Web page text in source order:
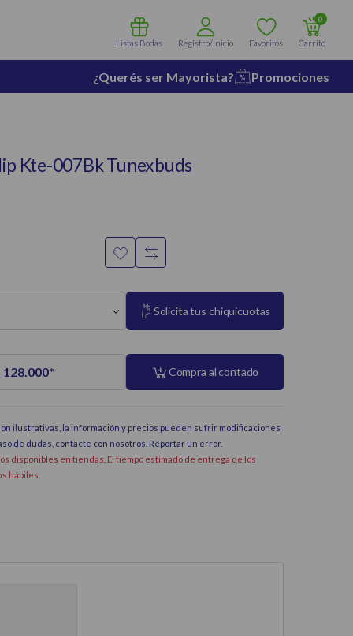
Listas Bodas Registro/Inicio Favoritos Carrito
0
¿Querés ser Mayorista? Promociones
Kte-007Bk Tunexbuds
Solicita tus chiquicuotas
128.000* Compra al contado
ilustrativas, la información y precios pueden sufrir modificaciones
de dudas, contacte con nosotros. Reportar un error.
disponibles en tiendas. El tiempo estimado de entrega de los
hábiles.